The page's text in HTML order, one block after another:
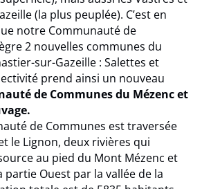
(la plus peuplée). C’est en
notre Communauté de
2 nouvelles communes du
sur-Gazeille : Salettes et
prend ainsi un nouveau
de Communes du Mézenc et
de Communes est traversée
le Lignon, deux rivières qui
au pied du Mont Mézenc et
partie Ouest par la vallée de la